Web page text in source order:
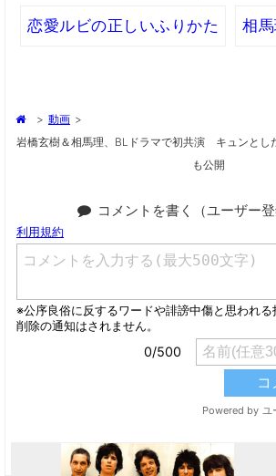
恋愛ルビの正しいふりかた 相
> 動画 >
岩橋玄樹＆相馬理、BLドラマで初共演 キュンと
も公開
コメントを書く（ユーザー登